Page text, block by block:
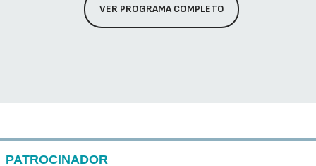
VER PROGRAMA COMPLETO
PATROCINADOR